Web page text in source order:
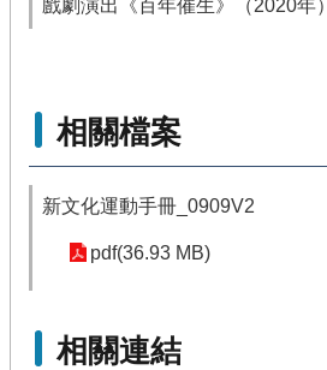
戲劇演出《百年催生》（2020年）
相關檔案
新文化運動手冊_0909V2
pdf(36.93 MB)
相關連結